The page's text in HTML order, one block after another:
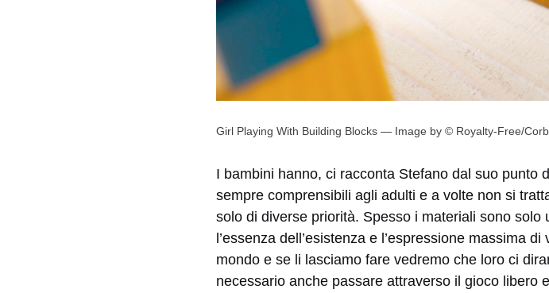
Girl Playing With Building Blocks — Image by © Royalty-Free/
I bambini hanno, ci racconta Stefano dal suo punto
sempre comprensibili agli adulti e a volte non si
solo di diverse priorità. Spesso i materiali sono
l’essenza dell’esistenza e l’espressione massima
mondo e se li lasciamo fare vedremo che loro ci
necessario anche passare attraverso il gioco libero